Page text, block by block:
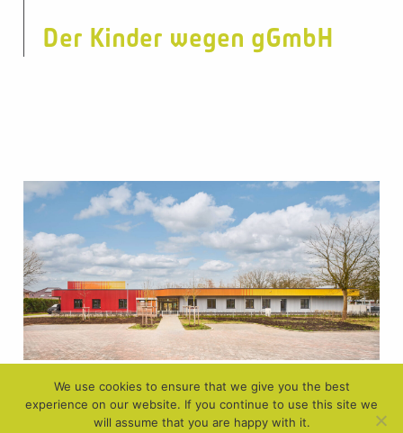
Der Kinder wegen gGmbH
We use cookies to ensure that we give you the best
experience on our website. If you continue to use this site we
will assume that you are happy with it.